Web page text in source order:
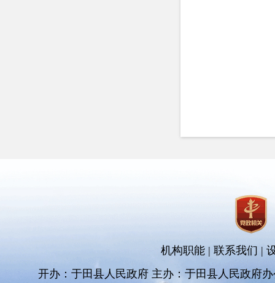
机构职能 | 联系我们 |
开办：于田县人民政府 主办：于田县人民政府